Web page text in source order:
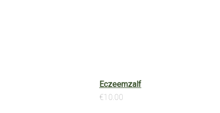
Eczeemzalf
€10.00